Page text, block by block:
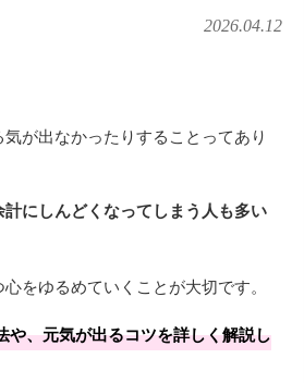
2026.04.12
が出なかったりすることってあり
にしんどくなってしまう人も多い
をゆるめていくことが大切です。
や、元気が出るコツを詳しく解説し